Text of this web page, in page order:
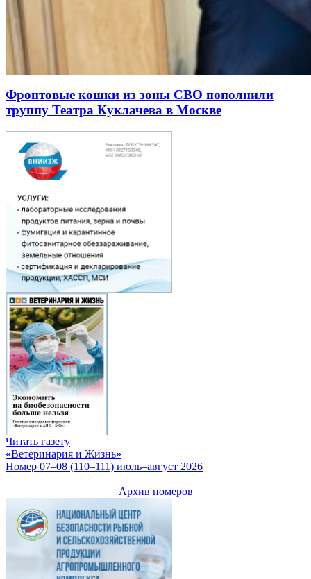
Фронтовые кошки из зоны СВО пополнили
труппу Театра Куклачева в Москве
Читать газету
«Ветеринария и Жизнь»
Номер 07–08 (110–111) июль–август 2026
Архив номеров